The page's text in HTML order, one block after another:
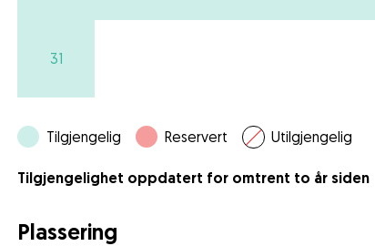
31
Tilgjengelig Reservert Utilgjengelig
Tilgjengelighet oppdatert for omtrent to år siden
Plassering